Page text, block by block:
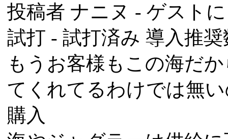
投稿者 ナニヌ - ゲスト
試打 - 試打済み 導入推
もうお客様もこの海だ
てくれてるわけでは無
購入